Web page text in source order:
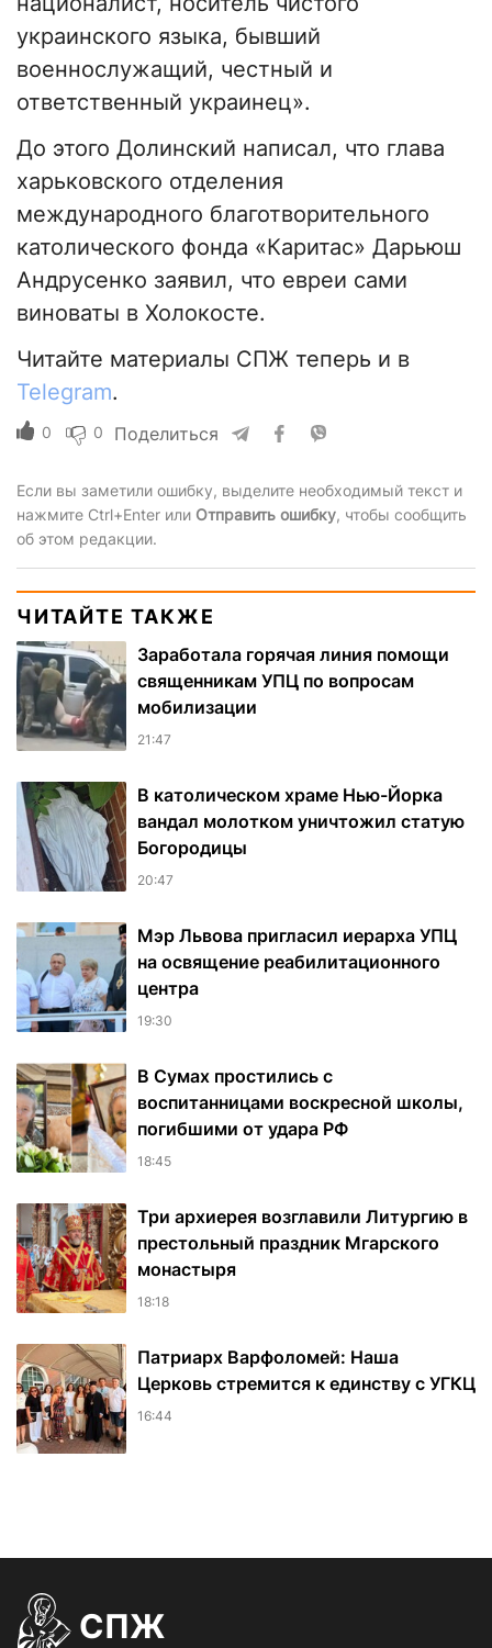
украинского языка, бывший
военнослужащий, честный и
ответственный украинец».
До этого Долинский написал, что глава
харьковского отделения
международного благотворительного
католического фонда «Каритас» Дарьюш
Андрусенко заявил, что евреи сами
виноваты в Холокосте.
Читайте материалы СПЖ теперь и в
Telegram.
0 0 Поделиться
Если вы заметили ошибку, выделите необходимый текст и
нажмите Ctrl+Enter или Отправить ошибку, чтобы сообщить
об этом редакции.
ЧИТАЙТЕ ТАКЖЕ
Заработала горячая линия помощи
священникам УПЦ по вопросам
мобилизации
21:47
В католическом храме Нью-Йорка
вандал молотком уничтожил статую
Богородицы
20:47
Мэр Львова пригласил иерарха УПЦ
на освящение реабилитационного
центра
19:30
В Сумах простились с
воспитанницами воскресной школы,
погибшими от удара РФ
18:45
Три архиерея возглавили Литургию в
престольный праздник Мгарского
монастыря
18:18
Патриарх Варфоломей: Наша
Церковь стремится к единству с УГКЦ
16:44
СПЖ